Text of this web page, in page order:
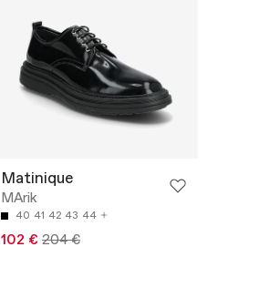
Matinique
MArik
40 41 42 43 44
102 € 204 €